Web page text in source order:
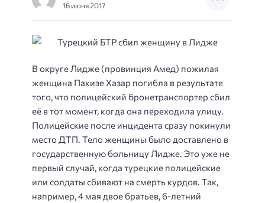
16 июня 2017
В округе Лидже (провинция Амед) пожилая
женщина Пакизе Хазар погибла в результате
того, что полицейский бронетранспортер сбил
её в тот момент, когда она переходила улицу.
Полицейские после инцидента сразу покинули
место ДТП. Тело женщины было доставлено в
государственную больницу Лидже. Это уже не
первый случай, когда турецкие полицейские
или солдаты сбивают на смерть курдов. Так,
например, 4 мая двое братьев, 6-летний